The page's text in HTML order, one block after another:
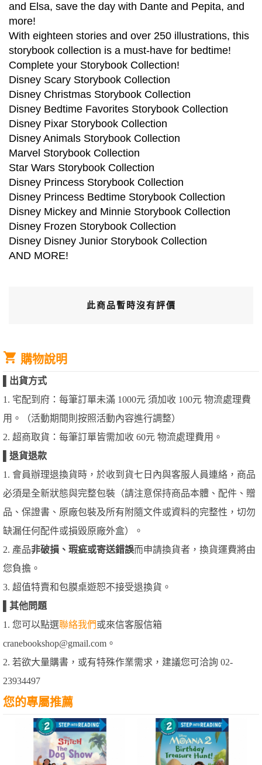
and Elsa, save the day with Dante and Pepita, and
more!
With eighteen stories and over 250 illustrations, this
storybook collection is a must-have for bedtime!
Complete your Storybook Collection!
Disney Scary Storybook Collection
Disney Christmas Storybook Collection
Disney Bedtime Favorites Storybook Collection
Disney Pixar Storybook Collection
Disney Animals Storybook Collection
Marvel Storybook Collection
Star Wars Storybook Collection
Disney Princess Storybook Collection
Disney Princess Bedtime Storybook Collection
Disney Mickey and Minnie Storybook Collection
Disney Frozen Storybook Collection
Disney Disney Junior Storybook Collection
AND MORE!
此商品暫時沒有評價
購物說明
出貨方式
1. 宅配到府：每筆訂單未滿 1000元 須加收 100元 物流處理費
用。（活動期間則按照活動內容進行調整）
2. 超商取貨：每筆訂單皆需加收 60元 物流處理費用。
退貨退款
1. 會員辦理退換貨時，於收到貨七日內與客服人員連絡，商品
必須是全新狀態與完整包裝（請注意保持商品本體、配件、贈
品、保證書、原廠包裝及所有附隨文件或資料的完整性，切勿
缺漏任何配件或損毀原廠外盒）。
2. 產品非破損、瑕疵或寄送錯誤而申請換貨者，換貨運費將由
您負擔。
3. 超值特賣和包膜桌遊恕不接受退換貨。
其他問題
1. 您可以點選聯絡我們或來信客服信箱
cranebookshop@gmail.com。
2. 若欲大量購書，或有特殊作業需求，建議您可洽詢 02-
23934497
您的專屬推薦